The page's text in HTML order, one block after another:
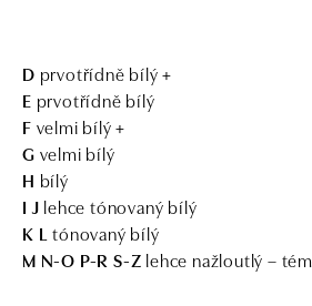
D prvotřídně bílý +
E prvotřídně bílý
F velmi bílý +
G velmi bílý
H bílý
I J lehce tónovaný bílý
K L tónovaný bílý
M N-O P-R S-Z lehce nažloutlý –